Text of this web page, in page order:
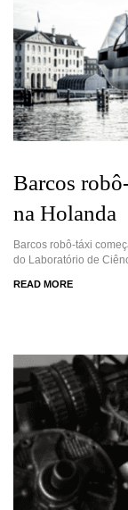
Barcos
na Holanda
Barcos robô-táxi
do Laboratório de
READ MORE